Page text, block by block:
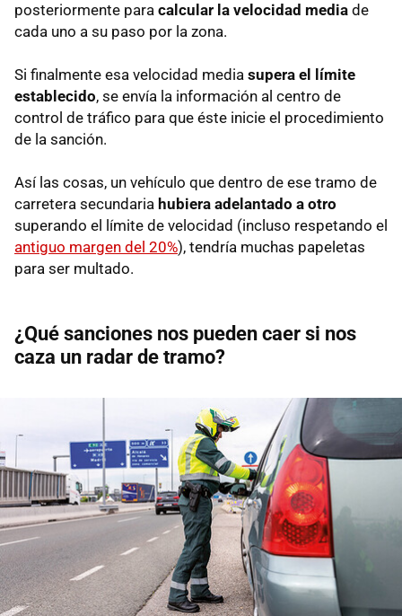
posteriormente para calcular la velocidad media de
cada uno a su paso por la zona.
Si finalmente esa velocidad media supera el límite
establecido, se envía la información al centro de
control de tráfico para que éste inicie el procedimiento
de la sanción.
Así las cosas, un vehículo que dentro de ese tramo de
carretera secundaria hubiera adelantado a otro
superando el límite de velocidad (incluso respetando el
antiguo margen del 20%), tendría muchas papeletas
para ser multado.
¿Qué sanciones nos pueden caer si nos
caza un radar de tramo?